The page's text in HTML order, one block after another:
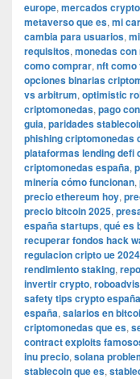
europe, mercados
metaverso que es, mi
cambia para usuarios,
requisitos, monedas
como comprar, nft como
opciones binarias
vs arbitrum, optimistic
criptomonedas, pago
guia, paridades
phishing criptomonedas
plataformas lending defi
criptomonedas españa,
minería cómo funcionan,
precio ethereum hoy,
precio bitcoin 2025,
españa startups, qué es
recuperar fondos hack
regulacion cripto ue 2024
rendimiento staking,
invertir crypto,
safety tips crypto españa
españa, salarios en
criptomonedas que es,
contract exploits
inu precio, solana
stablecoin que es,